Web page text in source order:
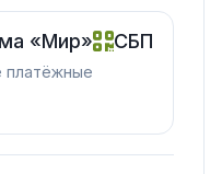
«Мир» СБП
платёжные